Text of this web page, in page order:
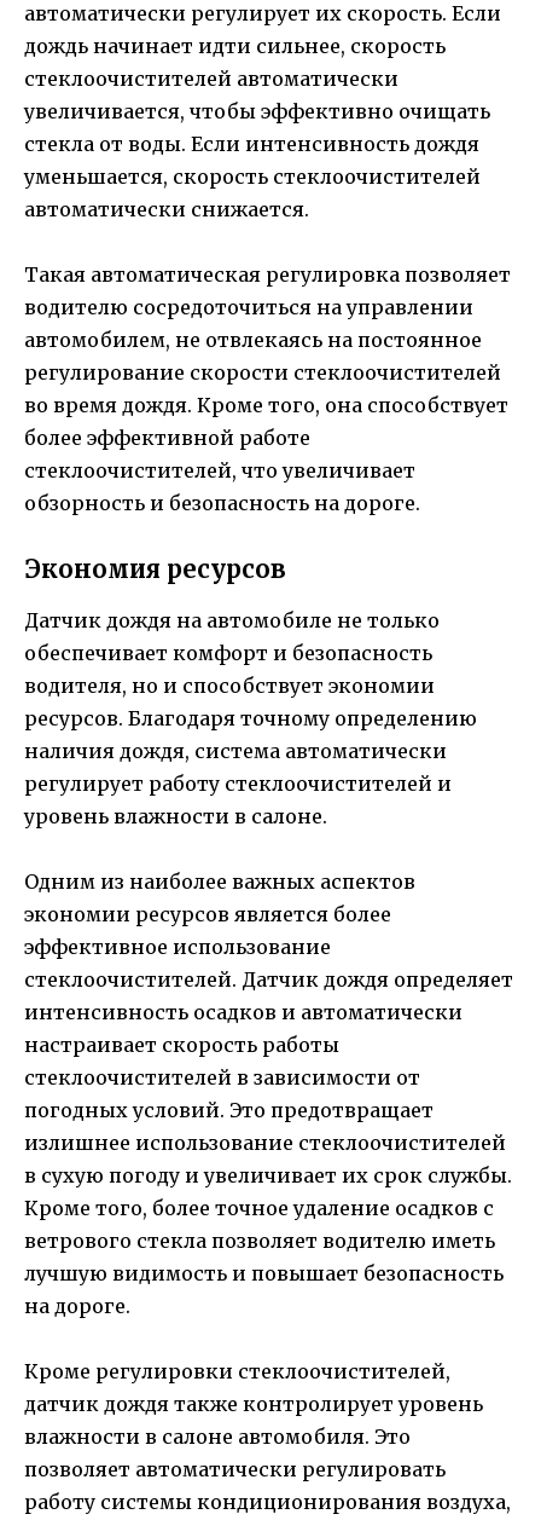
автоматически регулирует их скорость. Если
дождь начинает идти сильнее, скорость
стеклоочистителей автоматически
увеличивается, чтобы эффективно очищать
стекла от воды. Если интенсивность дождя
уменьшается, скорость стеклоочистителей
автоматически снижается.
Такая автоматическая регулировка позволяет
водителю сосредоточиться на управлении
автомобилем, не отвлекаясь на постоянное
регулирование скорости стеклоочистителей
во время дождя. Кроме того, она способствует
более эффективной работе
стеклоочистителей, что увеличивает
обзорность и безопасность на дороге.
Экономия ресурсов
Датчик дождя на автомобиле не только
обеспечивает комфорт и безопасность
водителя, но и способствует экономии
ресурсов. Благодаря точному определению
наличия дождя, система автоматически
регулирует работу стеклоочистителей и
уровень влажности в салоне.
Одним из наиболее важных аспектов
экономии ресурсов является более
эффективное использование
стеклоочистителей. Датчик дождя определяет
интенсивность осадков и автоматически
настраивает скорость работы
стеклоочистителей в зависимости от
погодных условий. Это предотвращает
излишнее использование стеклоочистителей
в сухую погоду и увеличивает их срок службы.
Кроме того, более точное удаление осадков с
ветрового стекла позволяет водителю иметь
лучшую видимость и повышает безопасность
на дороге.
Кроме регулировки стеклоочистителей,
датчик дождя также контролирует уровень
влажности в салоне автомобиля. Это
позволяет автоматически регулировать
работу системы кондиционирования воздуха,